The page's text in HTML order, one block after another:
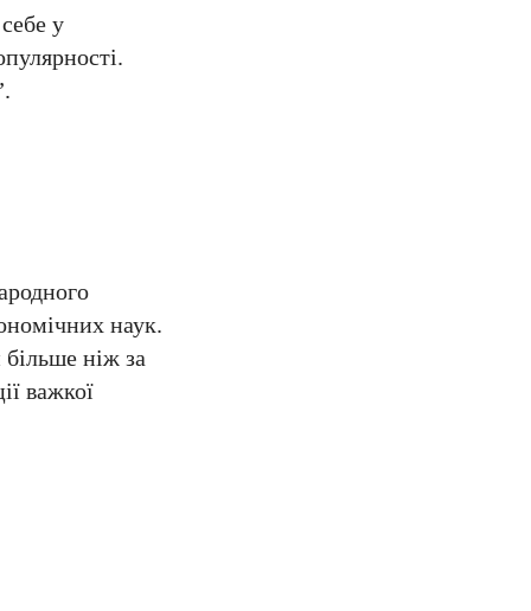
у
наук.
ніж за
важкої